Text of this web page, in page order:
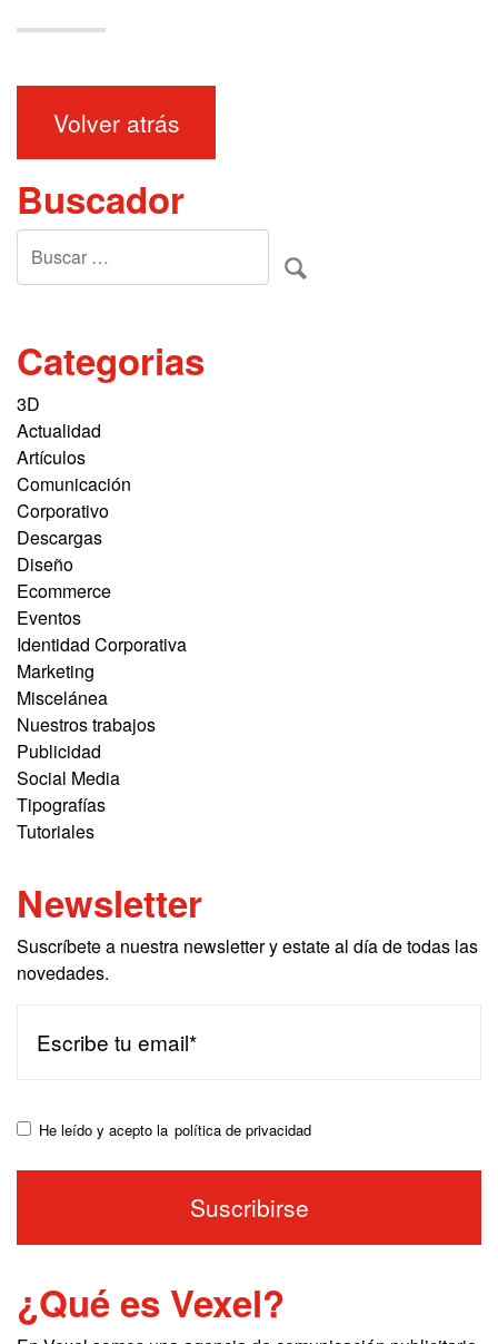
Volver atrás
Buscador
Categorias
3D
Actualidad
Artículos
Comunicación
Corporativo
Descargas
Diseño
Ecommerce
Eventos
Identidad Corporativa
Marketing
Miscelánea
Nuestros trabajos
Publicidad
Social Media
Tipografías
Tutoriales
Newsletter
Suscríbete a nuestra newsletter y estate al día de todas las
novedades.
He leído y acepto la política de privacidad
¿Qué es Vexel?